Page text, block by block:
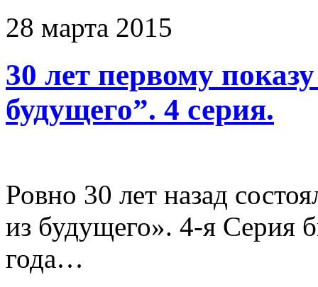
28 марта 2015
30 лет первому
будущего”. 4 серия.
Ровно 30 лет назад
из будущего». 4-я Серия
года…